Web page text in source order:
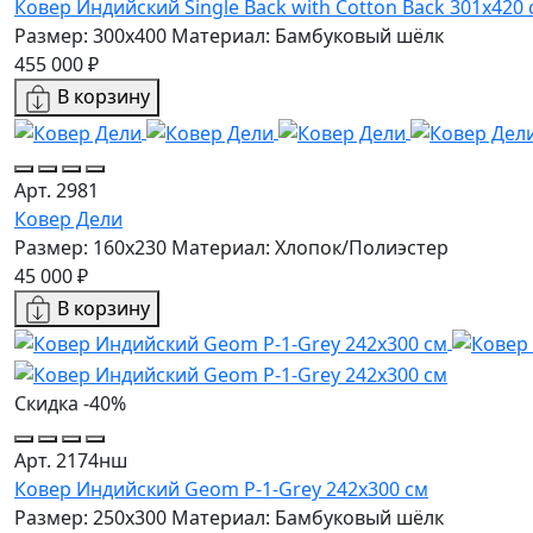
Ковер Индийский Single Back with Cotton Back 301x420
Размер: 300x400 Материал: Бамбуковый шёлк
455 000 ₽
В корзину
Арт. 2981
Ковер Дели
Размер: 160х230 Материал: Хлопок/Полиэстер
45 000 ₽
В корзину
Скидка -40%
Арт. 2174нш
Ковер Индийский Geom P-1-Grey 242x300 см
Размер: 250x300 Материал: Бамбуковый шёлк